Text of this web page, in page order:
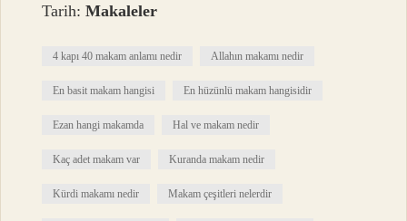
Tarih:Makaleler
4 kapı 40 makam anlamı nedir Allahın makamı nedir
En basit makam hangisi En hüzünlü makam hangisidir
Ezan hangi makamda Hal ve makam nedir
Kaç adet makam var Kuranda makam nedir
Kürdi makamı nedir Makam çeşitleri nelerdir